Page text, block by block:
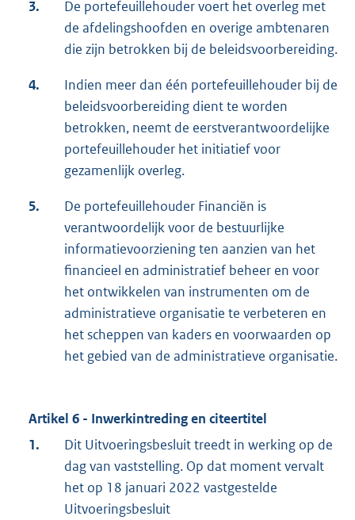
3.
De portefeuillehouder voert het overleg met
de afdelingshoofden en overige ambtenaren
die zijn betrokken bij de beleidsvoorbereiding.
4.
Indien meer dan één portefeuillehouder bij de
beleidsvoorbereiding dient te worden
betrokken, neemt de eerstverantwoordelijke
portefeuillehouder het initiatief voor
gezamenlijk overleg.
5.
De portefeuillehouder Financiën is
verantwoordelijk voor de bestuurlijke
informatievoorziening ten aanzien van het
financieel en administratief beheer en voor
het ontwikkelen van instrumenten om de
administratieve organisatie te verbeteren en
het scheppen van kaders en voorwaarden op
het gebied van de administratieve organisatie.
Artikel 6 - Inwerkintreding en citeertitel
1.
Dit Uitvoeringsbesluit treedt in werking op de
dag van vaststelling. Op dat moment vervalt
het op 18 januari 2022 vastgestelde
Uitvoeringsbesluit